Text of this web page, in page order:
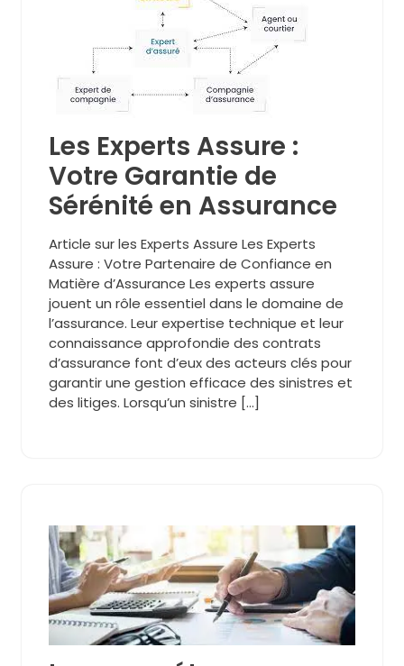
Les Experts Assure :
Votre Garantie de
Sérénité en Assurance
Article sur les Experts Assure Les Experts
Assure : Votre Partenaire de Confiance en
Matière d’Assurance Les experts assure
jouent un rôle essentiel dans le domaine de
l’assurance. Leur expertise technique et leur
connaissance approfondie des contrats
d’assurance font d’eux des acteurs clés pour
garantir une gestion efficace des sinistres et
des litiges. Lorsqu’un sinistre […]